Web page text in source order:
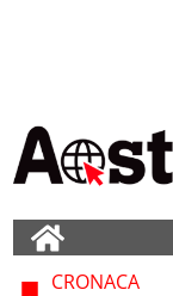
CRONACA